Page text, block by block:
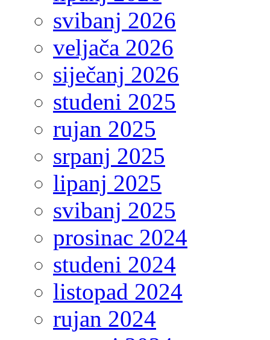
svibanj 2026
veljača 2026
siječanj 2026
studeni 2025
rujan 2025
srpanj 2025
lipanj 2025
svibanj 2025
prosinac 2024
studeni 2024
listopad 2024
rujan 2024